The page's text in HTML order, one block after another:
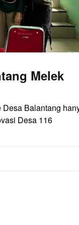
Melek
Balantang
Desa 116